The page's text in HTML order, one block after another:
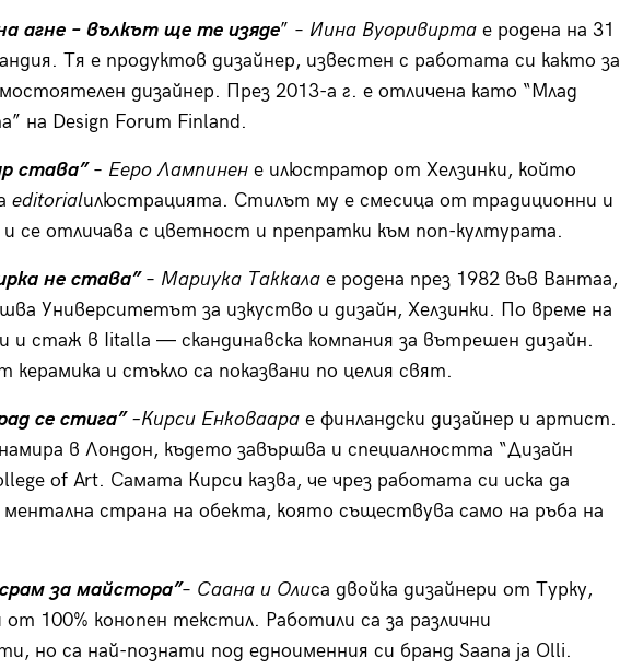
агне – вълкът ще те изяде” – Иина Вуоривиртае родена на 31
Тя е продуктов дизайнер, известен с работата си както за
дизайнер. През 2013-а г. е отличена като “Млад
на Design Forum Finland.
става”– Ееро Лампинене илюстратор от Хелзинки, който
editorialилюстрацията. Стилът му е смесица от традиционни и
се отличава с цветност и препратки към поп-културата.
не става”– Мариука Таккалае родена през 1982 във Вантаа,
Университетът за изкуство и дизайн, Хелзинки. По време на
и стаж в Iitalla — скандинавска компания за вътрешен дизайн.
керамика и стъкло са показвани по целия свят.
се стига”–Кирси Енковаарае финландски дизайнер и артист.
в Лондон, където завършва и специалността “Дизайн
of Art. Самата Кирси казва, че чрез работата си иска да
страна на обекта, която съществува само на ръба на
за майстора”– Саана и Олиса двойка дизайнери от Турку,
100% конопен текстил. Работили са за различни
но са най-познати под едноименния си бранд Saana ja Olli.